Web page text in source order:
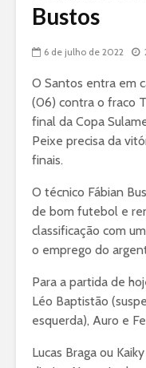
Bustos
6 de julho de 2022
O Santos entra em
(06) contra o fraco
final da Copa
Peixe precisa da
finais.
O técnico Fábian
de bom futebol e
classificação com
o emprego do
Para a partida de
Léo Baptistão
esquerda), Auro e
Lucas Braga ou